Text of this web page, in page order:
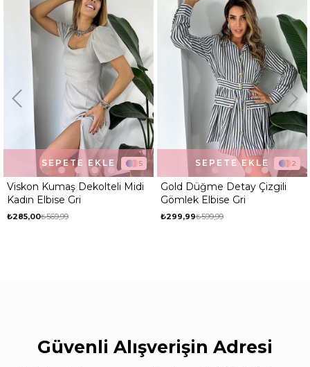
Kumaş Tipi Belirtilmemiş
Kalıp Regular
Desen Düz
Günlük
5
Midi
2
Gold Düğme Detay Çizgili
Gömlek Elbise Gri
₺299,99
SEPETE EKLE
Viskon Kumaş
Kadın Elbise Kahve
₺285,00
SEPETE
Güvenli Alışverişin Adresi